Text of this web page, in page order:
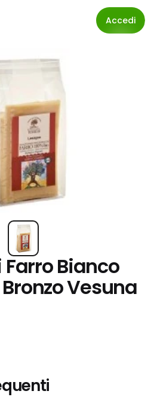
Accedi
Bianco
Vesuna